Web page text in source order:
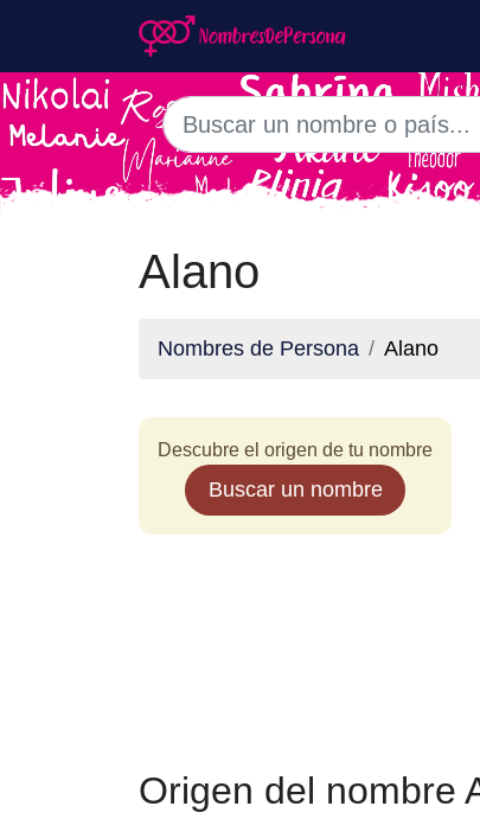
Alano
Nombres de Persona Alano
Descubre el origen de tu nombre
Buscar un nombre
Origen del nombre